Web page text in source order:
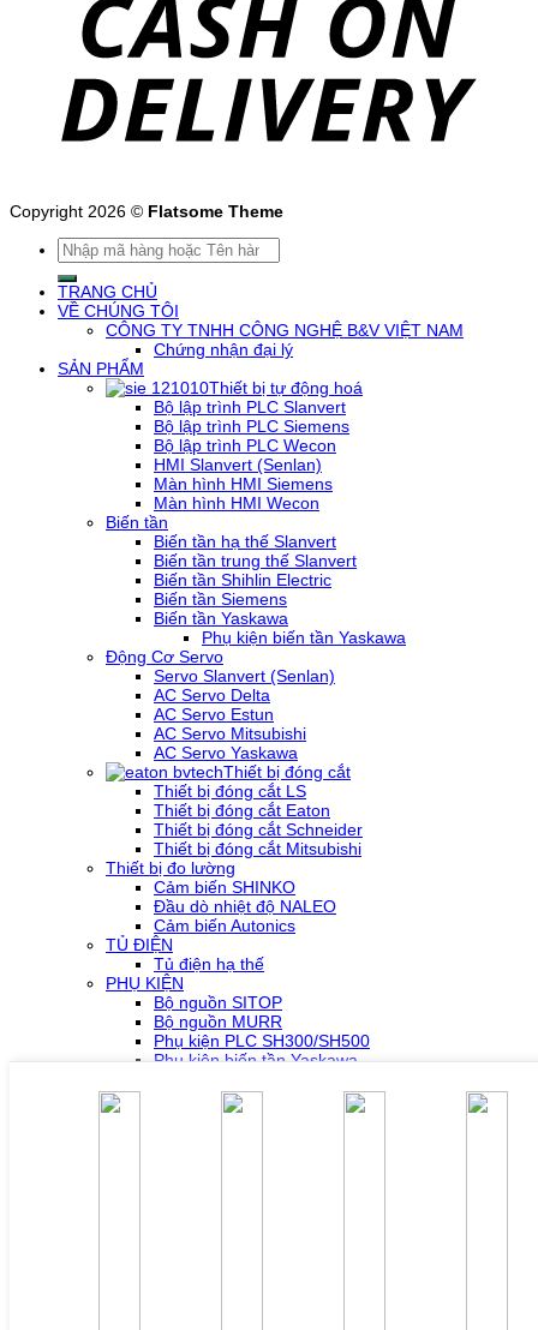
Copyright 2026 © Flatsome Theme
Tìm
kiếm:
TRANG CHỦ
VỀ CHÚNG TÔI
CÔNG TY TNHH CÔNG NGHỆ B&V VIỆT NAM
Chứng nhận đại lý
SẢN PHẨM
Thiết bị tự động hoá
Bộ lập trình PLC Slanvert
Bộ lập trình PLC Siemens
Bộ lập trình PLC Wecon
HMI Slanvert (Senlan)
Màn hình HMI Siemens
Màn hình HMI Wecon
Biến tần
Biến tần hạ thế Slanvert
Biến tần trung thế Slanvert
Biến tần Shihlin Electric
Biến tần Siemens
Biến tần Yaskawa
Phụ kiện biến tần Yaskawa
Động Cơ Servo
Servo Slanvert (Senlan)
AC Servo Delta
AC Servo Estun
AC Servo Mitsubishi
AC Servo Yaskawa
Thiết bị đóng cắt
Thiết bị đóng cắt LS
Thiết bị đóng cắt Eaton
Thiết bị đóng cắt Schneider
Thiết bị đóng cắt Mitsubishi
Thiết bị đo lường
Cảm biến SHINKO
Đầu dò nhiệt độ NALEO
Cảm biến Autonics
TỦ ĐIỆN
Tủ điện hạ thế
PHỤ KIỆN
Bộ nguồn SITOP
Bộ nguồn MURR
Phụ kiện PLC SH300/SH500
Phụ kiện biến tần Yaskawa
Phụ kiện Servo Sigma 7
HỖ TRỢ KỸ THUẬT